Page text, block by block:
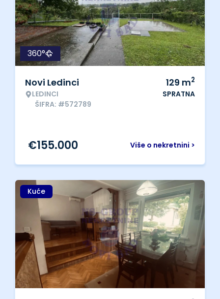
360°
Novi Ledinci
LEDINCI
ŠIFRA: #572789
129 m2
SPRATNA
Više o nekretnini >
€155.000
Kuće